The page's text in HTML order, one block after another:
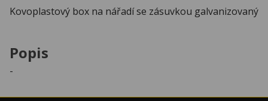
Kovoplastový box na nářadí se zásuvkou galvanizovaný
Popis
-